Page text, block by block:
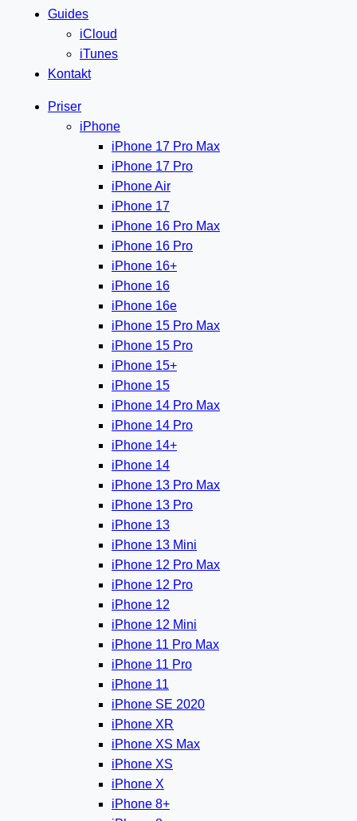
Guides
iCloud
iTunes
Kontakt
Priser
iPhone
iPhone 17 Pro Max
iPhone 17 Pro
iPhone Air
iPhone 17
iPhone 16 Pro Max
iPhone 16 Pro
iPhone 16+
iPhone 16
iPhone 16e
iPhone 15 Pro Max
iPhone 15 Pro
iPhone 15+
iPhone 15
iPhone 14 Pro Max
iPhone 14 Pro
iPhone 14+
iPhone 14
iPhone 13 Pro Max
iPhone 13 Pro
iPhone 13
iPhone 13 Mini
iPhone 12 Pro Max
iPhone 12 Pro
iPhone 12
iPhone 12 Mini
iPhone 11 Pro Max
iPhone 11 Pro
iPhone 11
iPhone SE 2020
iPhone XR
iPhone XS Max
iPhone XS
iPhone X
iPhone 8+